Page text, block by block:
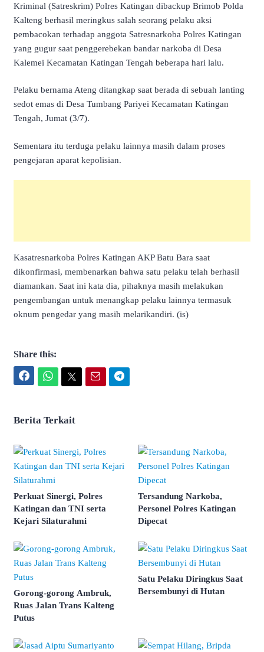
Kriminal (Satreskrim) Polres Katingan dibackup Brimob Polda
Kalteng berhasil meringkus salah seorang pelaku aksi
pembacokan terhadap anggota Satresnarkoba Polres Katingan
yang gugur saat penggerebekan bandar narkoba di Desa
Kalemei Kecamatan Katingan Tengah beberapa hari lalu.
Pelaku bernama Ateng ditangkap saat berada di sebuah lanting
sedot emas di Desa Tumbang Pariyei Kecamatan Katingan
Tengah, Jumat (3/7).
Sementara itu terduga pelaku lainnya masih dalam proses
pengejaran aparat kepolisian.
Kasatresnarkoba Polres Katingan AKP Batu Bara saat
dikonfirmasi, membenarkan bahwa satu pelaku telah berhasil
diamankan. Saat ini kata dia, pihaknya masih melakukan
pengembangan untuk menangkap pelaku lainnya termasuk
oknum pengedar yang masih melarikandiri. (is)
Share this:
Berita Terkait
Perkuat Sinergi, Polres
Katingan dan TNI serta
Kejari Silaturahmi
Tersandung Narkoba,
Personel Polres Katingan
Dipecat
Gorong-gorong Ambruk,
Ruas Jalan Trans Kalteng
Putus
Satu Pelaku Diringkus Saat
Bersembunyi di Hutan